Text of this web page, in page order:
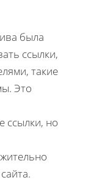
была
ссылки,
такие
Это
ссылки, но